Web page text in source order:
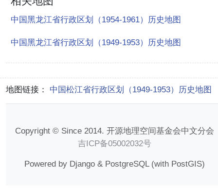
中国黑龙江省行政区划（1954-1961）历史地图
中国黑龙江省行政区划（1949-1953）历史地图
地图链接： 中国松江省行政区划（1949-1953）历史地图
Copyright © Since 2014. 开源地理空间基金会中文分会
吉ICP备05002032号
Powered by Django & PostgreSQL (with PostGIS)